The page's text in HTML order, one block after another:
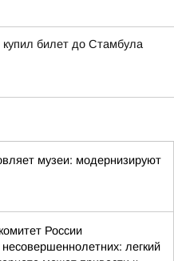
билет до Стамбула
музеи: модернизируют
России
легкий